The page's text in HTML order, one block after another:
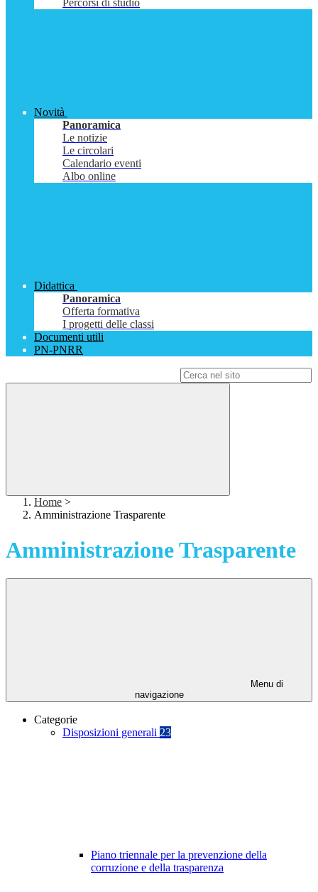
Percorsi di studio
Novità
Panoramica
Le notizie
Le circolari
Calendario eventi
Albo online
Didattica
Panoramica
Offerta formativa
I progetti delle classi
Documenti utili
PN-PNRR
Home >
Amministrazione Trasparente
Amministrazione Trasparente
Menu di
navigazione
Categorie
Disposizioni generali 23
Piano triennale per la prevenzione della
corruzione e della trasparenza